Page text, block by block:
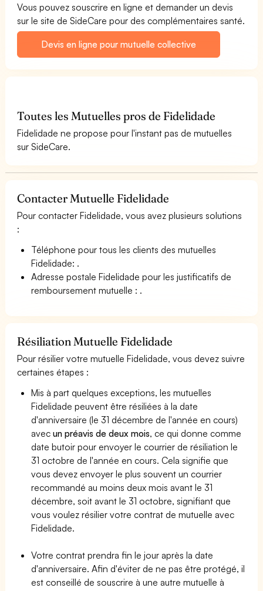
Vous pouvez souscrire en ligne et demander un devis
sur le site de SideCare pour des complémentaires santé.
Devis en ligne pour mutuelle collective
Toutes les Mutuelles pros de Fidelidade
Fidelidade ne propose pour l'instant pas de mutuelles
sur SideCare.
Contacter Mutuelle Fidelidade
Pour contacter Fidelidade, vous avez plusieurs solutions
:
Téléphone pour tous les clients des mutuelles
Fidelidade: .
Adresse postale Fidelidade pour les justificatifs de
remboursement mutuelle : .
Résiliation Mutuelle Fidelidade
Pour résilier votre mutuelle Fidelidade, vous devez suivre
certaines étapes :
Mis à part quelques exceptions, les mutuelles
Fidelidade peuvent être résiliées à la date
d'anniversaire (le 31 décembre de l'année en cours)
avecun préavis de deux mois, ce qui donne comme
date butoir pour envoyer le courrier de résiliation le
31 octobre de l'année en cours. Cela signifie que
vous devez envoyer le plus souvent un courrier
recommandé au moins deux mois avant le 31
décembre, soit avant le 31 octobre, signifiant que
vous voulez résilier votre contrat de mutuelle avec
Fidelidade.
Votre contrat prendra fin le jour après la date
d'anniversaire. Afin d'éviter de ne pas être protégé, il
est conseillé de souscrire à une autre mutuelle à